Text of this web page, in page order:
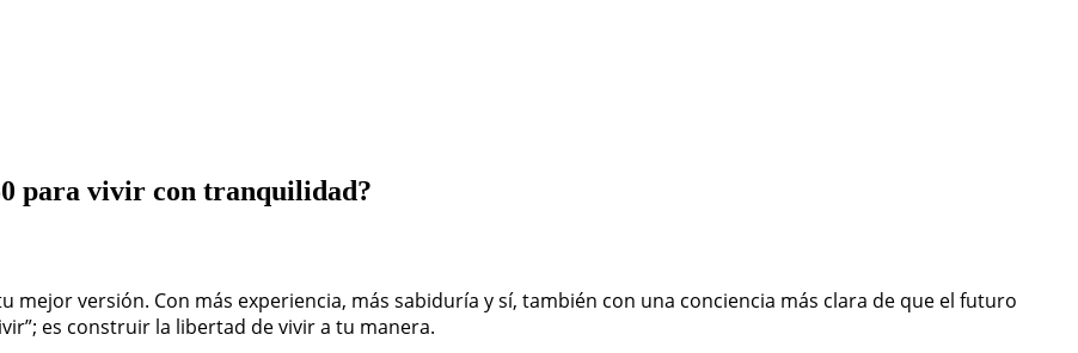
para vivir con tranquilidad?
mejor versión. Con más experiencia, más sabiduría y sí, también con una conciencia más clara de que el futuro
es construir la libertad de vivir a tu manera.